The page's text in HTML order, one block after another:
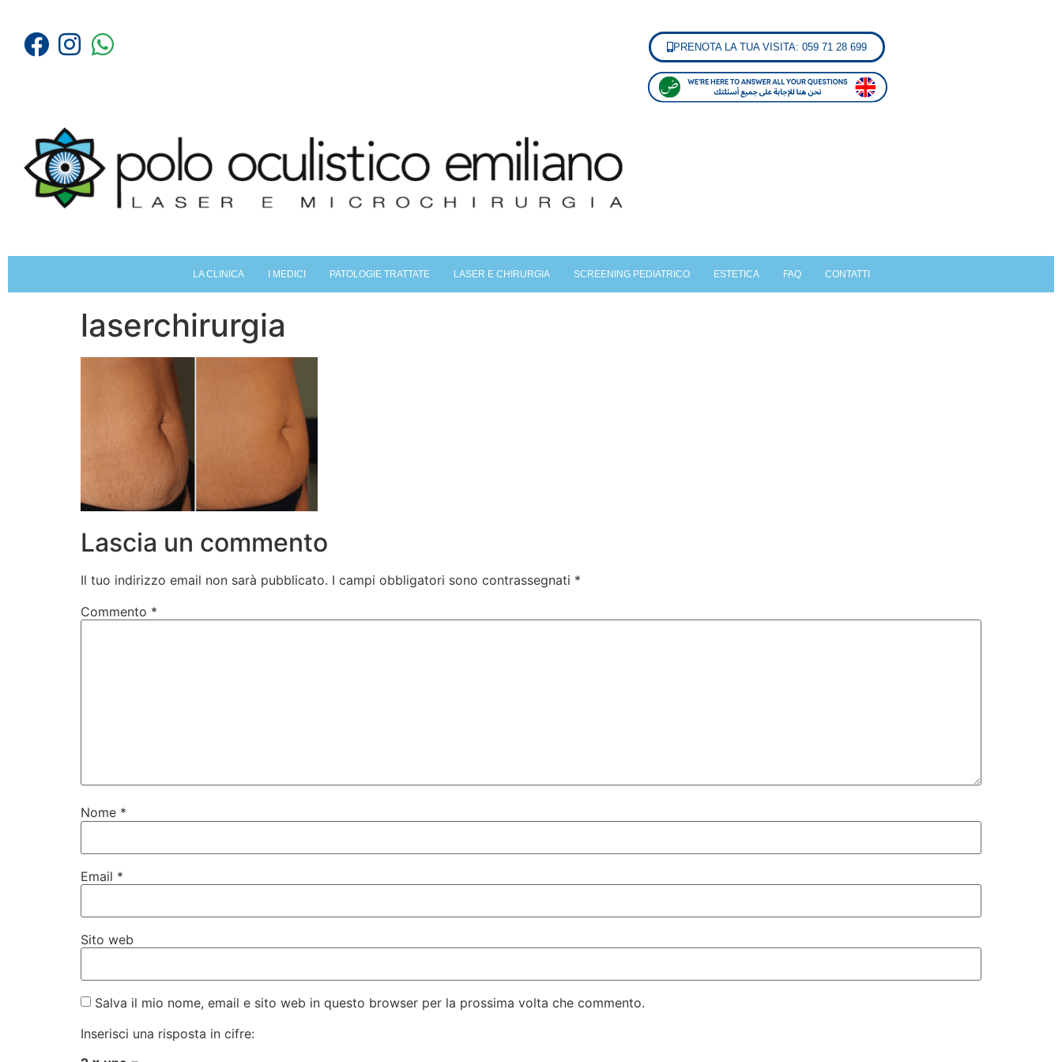
PRENOTA LA TUA VISITA: 059 71 28 699
LA CLINICA I MEDICI PATOLOGIE TRATTATE LASER E CHIRURGIA SCREENING PEDIATRICO ESTETICA FAQ CONTATTI
laserchirurgia
Lascia un commento
Il tuo indirizzo email non sarà pubblicato. I campi obbligatori sono contrassegnati *
Commento *
Nome *
Email *
Sito web
Salva il mio nome, email e sito web in questo browser per la prossima volta che commento.
Inserisci una risposta in cifre: